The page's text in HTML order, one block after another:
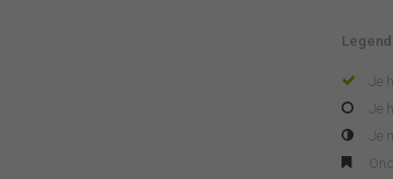
Je
Je
Je